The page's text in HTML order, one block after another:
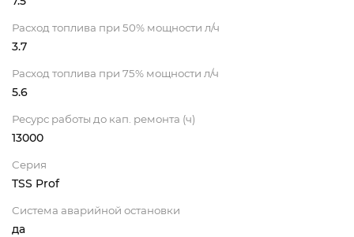
Расход топлива при 50% мощности л/ч
3.7
Расход топлива при 75% мощности л/ч
5.6
Ресурс работы до кап. ремонта (ч)
13000
Серия
TSS Prof
Система аварийной остановки
да